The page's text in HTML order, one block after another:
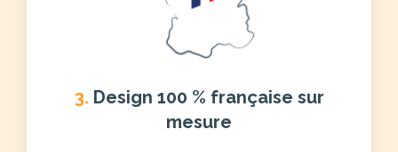
3. Design 100 % française sur
mesure